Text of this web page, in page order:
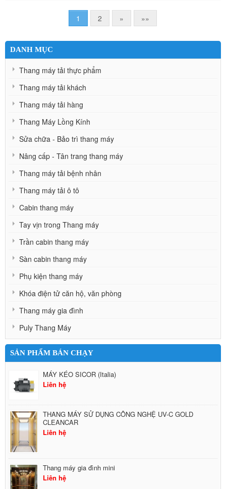
1 2 » »»
DANH MỤC
Thang máy tải thực phẩm
Thang máy tải khách
Thang máy tải hàng
Thang Máy Lồng Kính
Sửa chữa - Bảo trì thang máy
Nâng cấp - Tân trang thang máy
Thang máy tải bệnh nhân
Thang máy tải ô tô
Cabin thang máy
Tay vịn trong Thang máy
Trần cabin thang máy
Sàn cabin thang máy
Phụ kiện thang máy
Khóa điện tử căn hộ, văn phòng
Thang máy gia đình
Puly Thang Máy
SẢN PHẨM BÁN CHẠY
MÁY KÉO SICOR (Italia)
Liên hệ
THANG MÁY SỬ DỤNG CÔNG NGHỆ UV-C GOLD
CLEANCAR
Liên hệ
Thang máy gia đình mini
Liên hệ